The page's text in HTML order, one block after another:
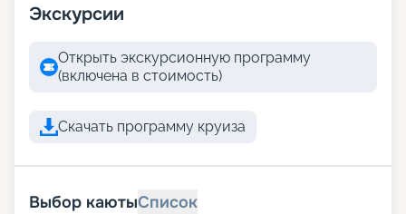
Экскурсии
Открыть экскурсионную программу
(включена в стоимость)
Скачать программу круиза
Выбор каютыСписок